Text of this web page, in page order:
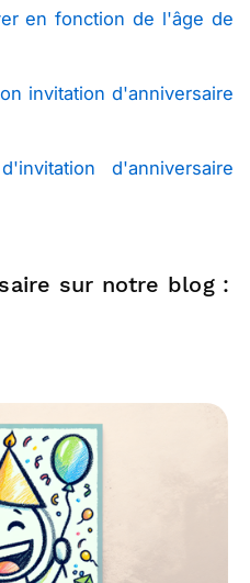
en fonction de l'âge de
invitation d'anniversaire
d'anniversaire
sur notre blog :